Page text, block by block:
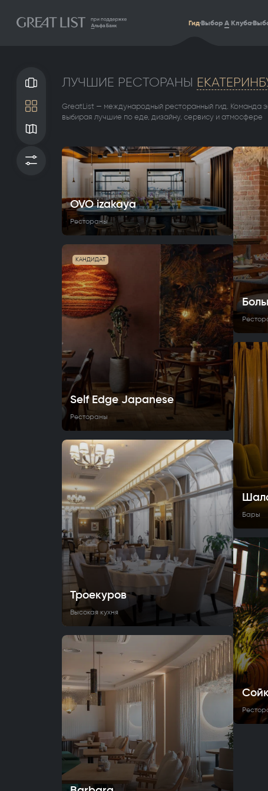
ГидВыборА Клуба
Галерея
Плитка
Фильтры
ЛУЧШИЕ РЕСТОРАНЫ
GreatList — международный ресторанный гид. Команда
выбирая лучшие по еде, дизайну, сервису и атмосфере
OVO izakaya
Рестораны
КАНДИДАТ
Self Edge Japanese
Рестораны
Бары
Троекуров
Высокая кухня